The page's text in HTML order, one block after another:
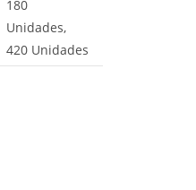
180
Unidades,
420 Unidades